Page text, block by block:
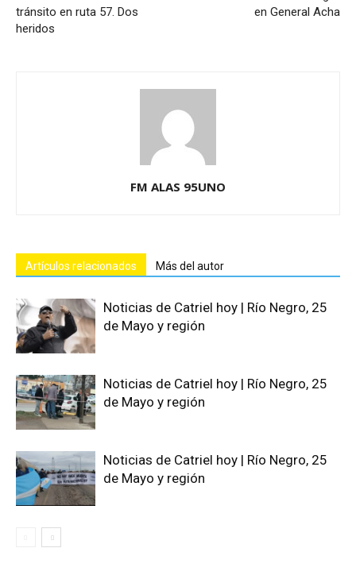
tránsito en ruta 57. Dos
heridos
en General Acha
FM ALAS 95UNO
Artículos relacionados Más del autor
Noticias de Catriel hoy | Río Negro, 25
de Mayo y región
Noticias de Catriel hoy | Río Negro, 25
de Mayo y región
Noticias de Catriel hoy | Río Negro, 25
de Mayo y región